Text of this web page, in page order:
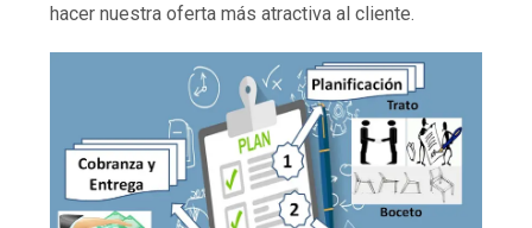
hacer nuestra oferta más atractiva al cliente.